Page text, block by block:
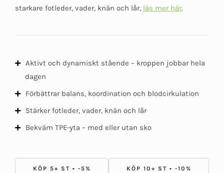
starkare fotleder, vader, knän och lår, läs mer här.
Aktivt och dynamiskt stående – kroppen jobbar hela
dagen
Förbättrar balans, koordination och blodcirkulation
Stärker fotleder, vader, knän och lår
Bekväm TPE-yta – med eller utan sko
KÖP 5+ ST • -5% KÖP 10+ ST • -10%